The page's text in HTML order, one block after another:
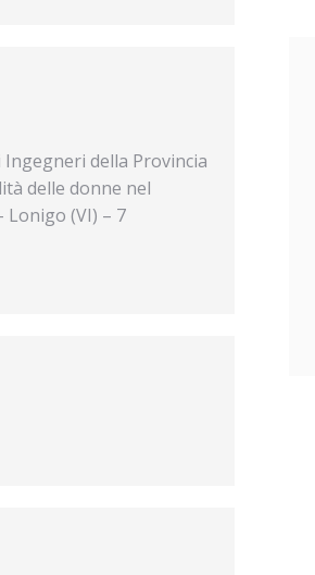
Ingegneri della Provincia
delle donne nel
Lonigo (VI) – 7